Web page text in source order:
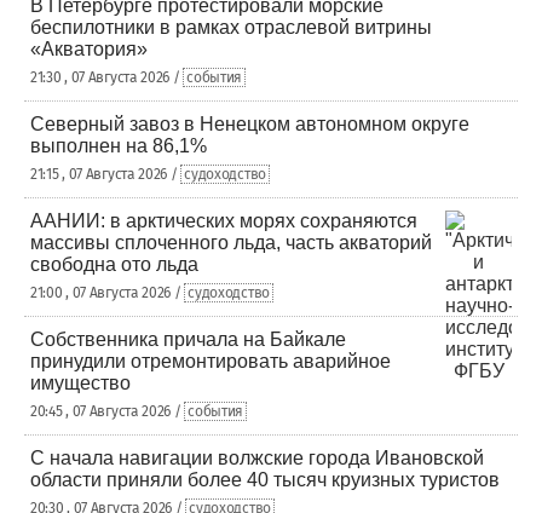
В Петербурге протестировали морские
беспилотники в рамках отраслевой витрины
«Акватория»
21:30 , 07 Августа 2026 / события
Северный завоз в Ненецком автономном округе
выполнен на 86,1%
21:15 , 07 Августа 2026 / судоходство
ААНИИ: в арктических морях сохраняются
массивы сплоченного льда, часть акваторий
свободна ото льда
21:00 , 07 Августа 2026 / судоходство
Собственника причала на Байкале
принудили отремонтировать аварийное
имущество
20:45 , 07 Августа 2026 / события
С начала навигации волжские города Ивановской
области приняли более 40 тысяч круизных туристов
20:30 , 07 Августа 2026 / судоходство